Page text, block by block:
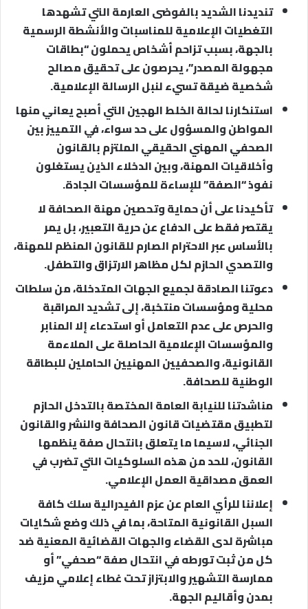
تنديدنا الشديد بالفوضى العارمة التي تشهدها
التغطيات الإعلامية للمناسبات والأنشطة الرسمية
بالجهة، بسبب تزاحم أشخاص يحملون “بطاقات
مجهولة المصدر”، يحرصون على تحقيق مصالح
شخصية ضيقة تسيء لنبل الرسالة الإعلامية.
استنكارنا لحالة الخلط الهجين التي أصبح يعاني منها
المواطن والمسؤول على حد سواء، في التمييز بين
الصحفي المهني الحقيقي الملتزم بالقانون
وأخلاقيات المهنة، وبين الدخلاء الذين يستغلون
نفوذ “الصفة” للإساءة للمؤسسات الجادة.
تأكيدنا على أن حماية وتحصين مهنة الصحافة لا
يقتصر فقط على الدفاع عن حرية التعبير، بل يمر
بالأساس عبر الاحترام الصارم للقانون المنظم للمهنة،
والتصدي الحازم لكل مظاهر الارتزاق والتطفل.
دعوتنا الصادقة لجميع الجهات المتدخلة، من سلطات
محلية ومؤسسات منتخبة، إلى تشديد المراقبة
والحرص على عدم التعامل أو استدعاء إلا المنابر
والمؤسسات الإعلامية الحاصلة على الملاءمة
القانونية، والصحفيين المهنيين الحاملين للبطاقة
الوطنية للصحافة.
مناشدتنا للنيابة العامة المختصة بالتدخل الحازم
لتطبيق مقتضيات قانون الصحافة والنشر والقانون
الجنائي، لاسيما ما يتعلق بانتحال صفة ينظمها
القانون، للحد من هذه السلوكيات التي تضرب في
العمق مصداقية العمل الإعلامي.
إعلاننا للرأي العام عن عزم الفيدرالية سلك كافة
السبل القانونية المتاحة، بما في ذلك وضع شكايات
مباشرة لدى القضاء والجهات القضائية المعنية ضد
كل من ثبت تورطه في انتحال صفة “صحفي” أو
ممارسة التشهير والابتزاز تحت غطاء إعلامي مزيف
بمدن وأقاليم الجهة.